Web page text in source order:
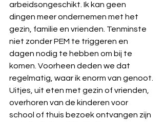
arbeidsongeschikt. Ik kan geen
dingen meer ondernemen met het
gezin, familie en vrienden. Tenminste
niet zonder PEM te triggeren en
dagen nodig te hebben om bij te
komen. Voorheen deden we dat
regelmatig, waar ik enorm van genoot.
Uitjes, uit eten met gezin of vrienden,
overhoren van de kinderen voor
school of thuis bezoek ontvangen zijn